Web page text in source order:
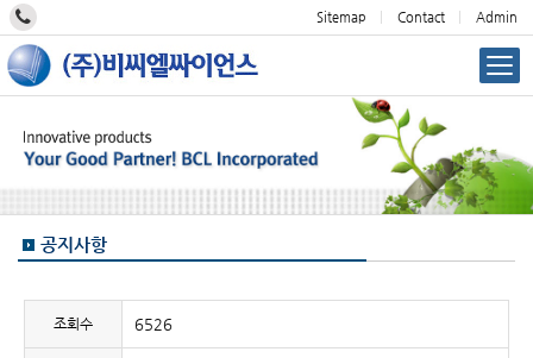
Sitemap Contact Admin
공지사항
조회수 6526